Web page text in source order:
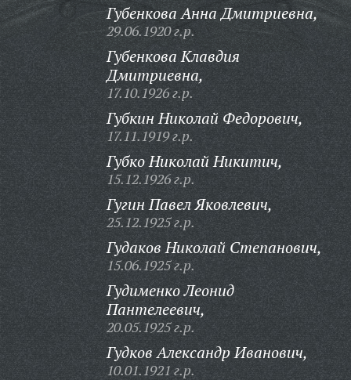
Губенкова Анна Дмитриевна,
29.06.1920 г.р.
Губенкова Клавдия
Дмитриевна,
17.10.1926 г.р.
Губкин Николай Федорович,
17.11.1919 г.р.
Губко Николай Никитич,
15.12.1926 г.р.
Гугин Павел Яковлевич,
25.12.1925 г.р.
Гудаков Николай Степанович,
15.06.1925 г.р.
Гудименко Леонид
Пантелеевич,
20.05.1925 г.р.
Гудков Александр Иванович,
10.01.1921 г.р.